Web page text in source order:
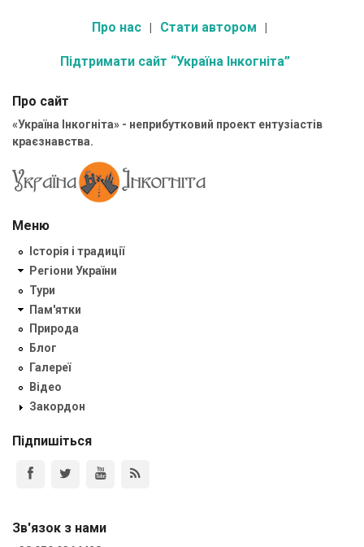
Про нас Стати автором
Підтримати сайт “Україна Інкогніта”
Про сайт
«Україна Інкогніта» - неприбутковий проект ентузіастів
краєзнавства.
Меню
Історія і традиції
Регіони України
Тури
Пам'ятки
Природа
Блог
Галереї
Відео
Закордон
Підпишіться
Зв'язок з нами